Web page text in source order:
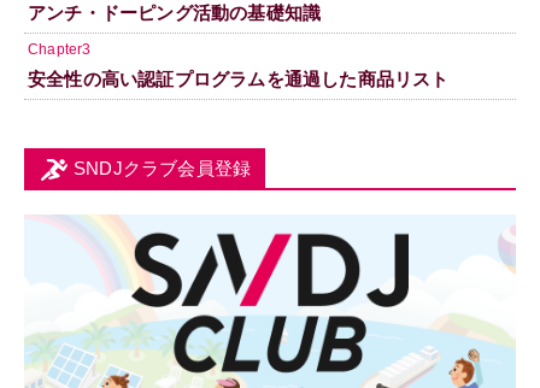
アンチ・ドーピング活動の基礎知識
Chapter3
安全性の高い認証プログラムを通過した商品リスト
SNDJクラブ会員登録